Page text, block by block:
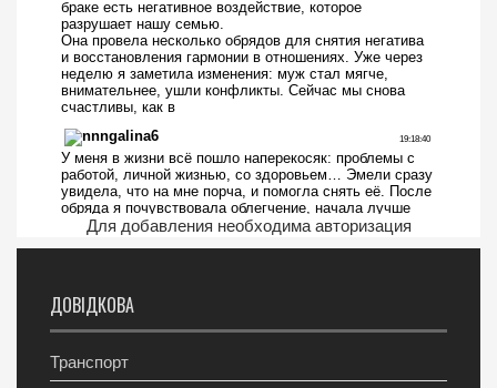
Для добавления необходима авторизация
ДОВІДКОВА
Транспорт